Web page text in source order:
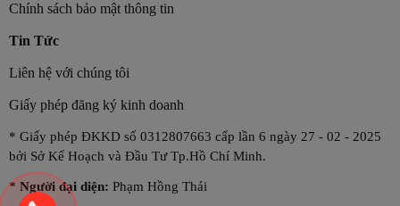
Chính sách bảo mật thông tin
Tin Tức
Liên hệ với chúng tôi
Giấy phép đăng ký kinh doanh
* Giấy phép ĐKKD số 0312807663 cấp lần 6 ngày 27 - 02 - 2025
bởi Sở Kế Hoạch và Đầu Tư Tp.Hồ Chí Minh.
* Người đại diện: Phạm Hồng Thái